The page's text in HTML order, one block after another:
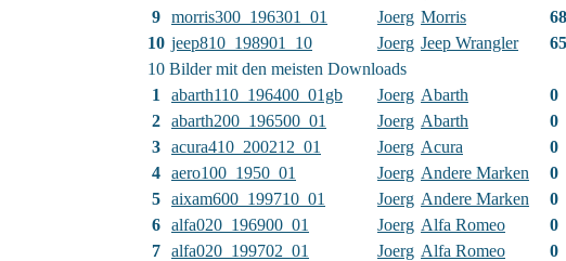
9 morris300_196301_01 Joerg Morris
10 jeep810_198901_10 Joerg Jeep Wrangler
10 Bilder mit den meisten Downloads
1
abarth110_196400_01gb Joerg Abarth
0
2 abarth200_196500_01 Joerg Abarth
0
3 acura410_200212_01 Joerg Acura
0
4 aero100_1950_01 Joerg Andere Marken
0
5 aixam600_199710_01 Joerg Andere Marken
0
6 alfa020_196900_01 Joerg Alfa Romeo
0
7 alfa020_199702_01 Joerg Alfa Romeo
0